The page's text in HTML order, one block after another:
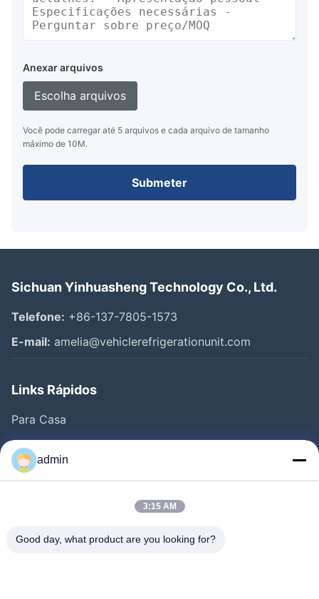
Anexar arquivos
Escolha arquivos
Você pode carregar até 5 arquivos e cada arquivo de tamanho
máximo de 10M.
Submeter
Sichuan Yinhuasheng Technology Co., Ltd.
Telefone: +86-137-7805-1573
E-mail: amelia@vehiclerefrigerationunit.com
Links Rápidos
Para Casa
Produtos
Vídeos
Controle De Qualidade
admin
3:15 AM
Good day, what product are you looking for?